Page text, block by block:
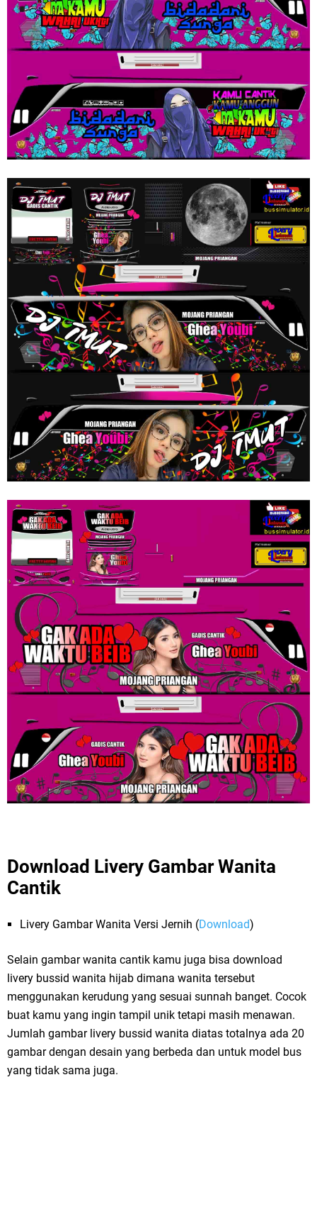
Download Livery Gambar Wanita
Cantik
Livery Gambar Wanita Versi Jernih (Download)
Selain gambar wanita cantik kamu juga bisa download
livery bussid wanita hijab dimana wanita tersebut
menggunakan kerudung yang sesuai sunnah banget. Cocok
buat kamu yang ingin tampil unik tetapi masih menawan.
Jumlah gambar livery bussid wanita diatas totalnya ada 20
gambar dengan desain yang berbeda dan untuk model bus
yang tidak sama juga.